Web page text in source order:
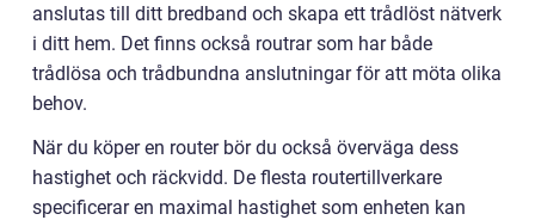
anslutas till ditt bredband och skapa ett trådlöst nätverk
i ditt hem. Det finns också routrar som har både
trådlösa och trådbundna anslutningar för att möta olika
behov.
När du köper en router bör du också överväga dess
hastighet och räckvidd. De flesta routertillverkare
specificerar en maximal hastighet som enheten kan